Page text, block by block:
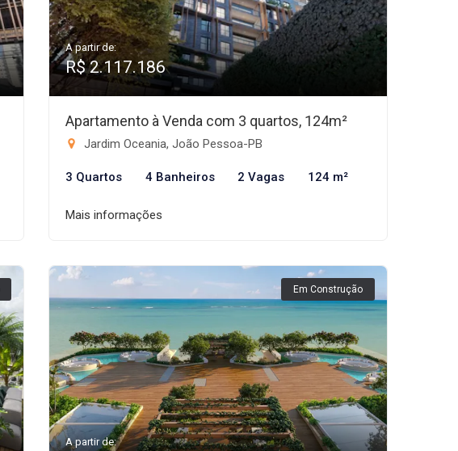
A partir de:
R$ 2.117.186
Apartamento à Venda com 3 quartos, 124m²
Jardim Oceania, João Pessoa-PB
3 Quartos 4 Banheiros 2 Vagas 124 m²
Mais informações
Em Construção
A partir de: